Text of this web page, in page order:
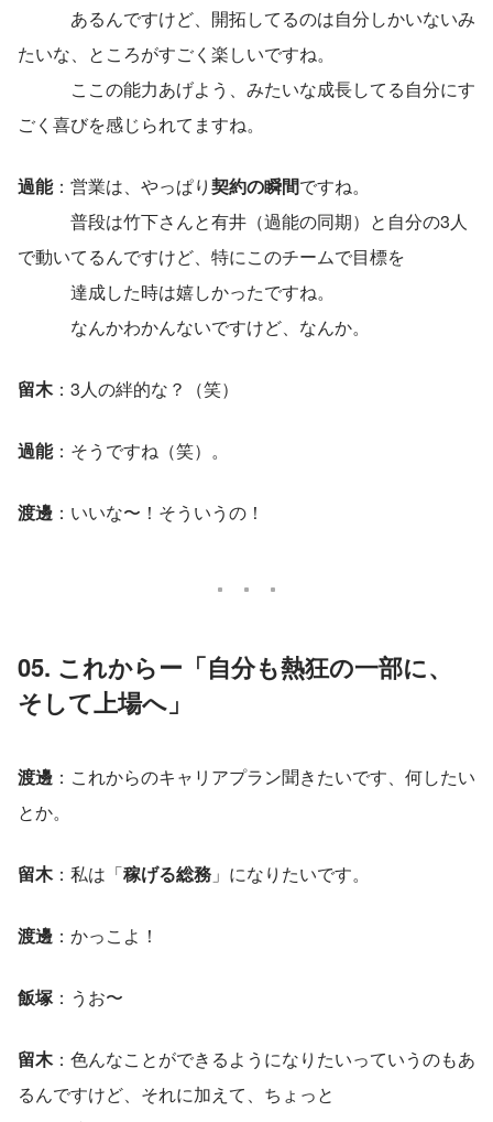
あるんですけど、開拓してるのは自分しかいないみ
たいな、ところがすごく楽しいですね。
ここの能力あげよう、みたいな成長してる自分にす
ごく喜びを感じられてますね。
過能：営業は、やっぱり契約の瞬間ですね。
普段は竹下さんと有井（過能の同期）と自分の3人
で動いてるんですけど、特にこのチームで目標を
達成した時は嬉しかったですね。
なんかわかんないですけど、なんか。
留木：3人の絆的な？（笑）
過能：そうですね（笑）。
渡邊 ：いいな〜！そういうの！
05. これからー「自分も熱狂の一部に、
そして上場へ 」
渡邊 ：これからのキャリアプラン聞きたいです、何したい
とか。
留木：私は「稼げる総務 」になりたいです。
渡邊 ：かっこよ！
飯塚：うお〜
留木：色んなことができるようになりたいっていうのもあ
るんですけど、それに加えて、ちょっと